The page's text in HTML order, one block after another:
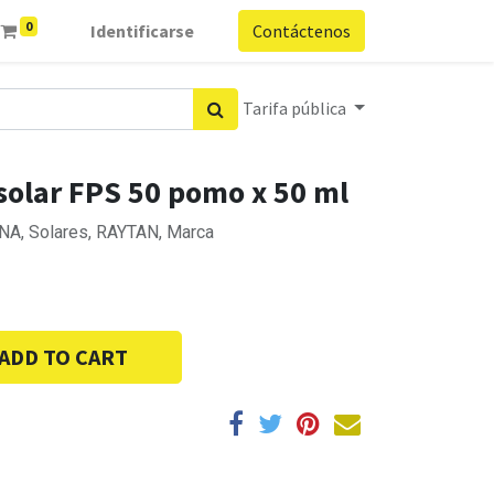
0 Identificarse Contáctenos
Tarifa pública
FPS 50 pomo x 50 ml
Solares, RAYTAN, Marca
TO CART